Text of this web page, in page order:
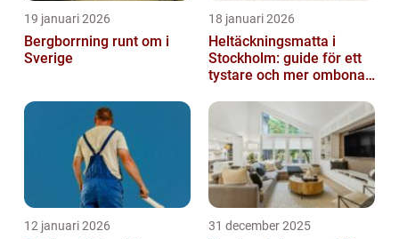
19 januari 2026
Bergborrning runt om i
Sverige
18 januari 2026
Heltäckningsmatta i
Stockholm: guide för ett
tystare och mer ombonat
12 januari 2026 31 december 2025